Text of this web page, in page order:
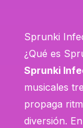
Sprunki
¿Qué es
Sprunki
musicales
propaga
diversión.